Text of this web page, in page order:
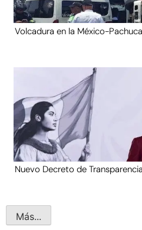
Volcadura en la México-
Nuevo Decreto de
Más...